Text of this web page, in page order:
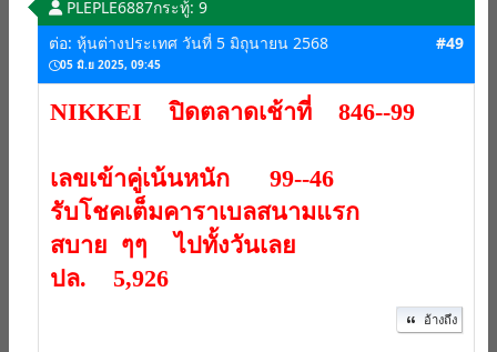
PLEPLE6887กระทู้: 9
ต่อ: หุ้นต่างประเทศ วันที่ 5 มิถุนายน 2568
05 มิ.ย 2025, 09:45
#49
NIKKEI ปิดตลาดเช้าที่ 846--99
เลขเข้าคู่เน้นหนัก 99--46
รับโชคเต็มคาราเบลสนามแรก
สบาย ๆๆ ไปทั้งวันเลย
ปล. 5,926
อ้างถึง